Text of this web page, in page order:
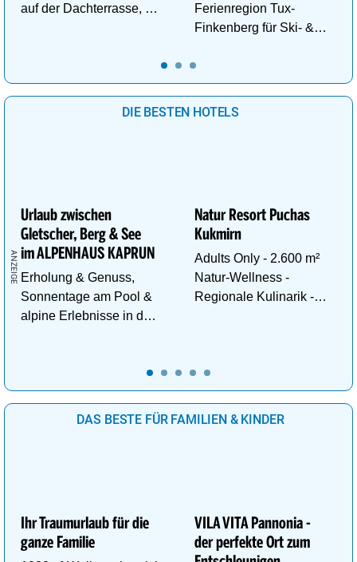
auf der Dachterrasse, 4
Ferienregion Tux-
Finkenberg für Ski- &
bis zu 3250m.
DIE BESTEN HOTELS
Urlaub zwischen
Gletscher, Berg & See
im ALPENHAUS KAPRUN
Erholung & Genuss,
Sonnentage am Pool &
alpine Erlebnisse in den
Natur Resort Puchas
Kukmirn
Adults Only - 2.600 m²
Natur-Wellness -
Regionale Kulinarik -
DAS BESTE FÜR FAMILIEN & KINDER
Ihr Traumurlaub für die
ganze Familie
VILA VITA Pannonia -
der perfekte Ort zum